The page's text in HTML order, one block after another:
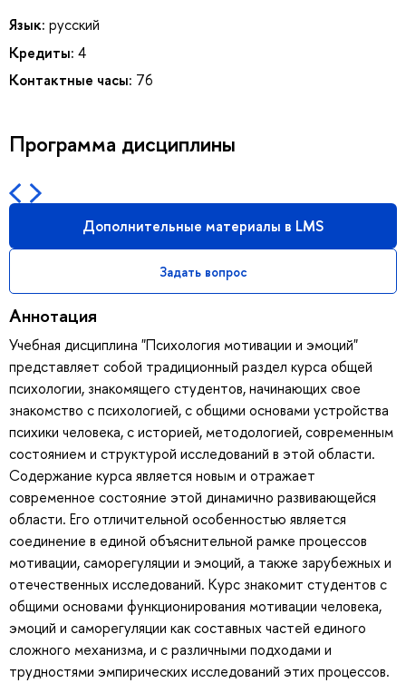
Язык: русский
Кредиты: 4
Контактные часы: 76
Программа дисциплины
Дополнительные материалы в LMS
Задать вопрос
Аннотация
Учебная дисциплина "Психология мотивации и эмоций"
представляет собой традиционный раздел курса общей
психологии, знакомящего студентов, начинающих свое
знакомство с психологией, с общими основами устройства
психики человека, с историей, методологией, современным
состоянием и структурой исследований в этой области.
Содержание курса является новым и отражает
современное состояние этой динамично развивающейся
области. Его отличительной особенностью является
соединение в единой объяснительной рамке процессов
мотивации, саморегуляции и эмоций, а также зарубежных и
отечественных исследований. Курс знакомит студентов с
общими основами функционирования мотивации человека,
эмоций и саморегуляции как составных частей единого
сложного механизма, и с различными подходами и
трудностями эмпирических исследований этих процессов.